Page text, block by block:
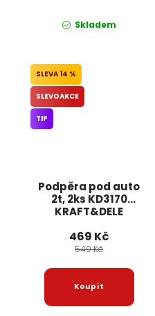
Skladem
Podpěra pod auto
2t, 2ks KD3170
KRAFT&DELE
14 %
SLEVOAKCE
TIP
469 Kč
549 Kč